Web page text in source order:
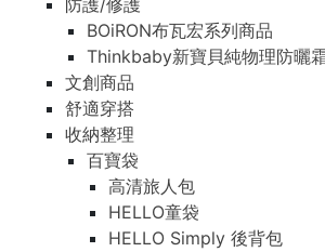
防護/修護
BOiRON布瓦宏系列商品
Thinkbaby新寶貝純物理防曬
文創商品
舒適穿搭
收納整理
百寶袋
高清旅人包
HELLO童袋
HELLO Simply 後背包